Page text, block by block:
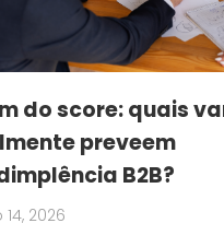
do score: quais
preveem
B2B?
2026